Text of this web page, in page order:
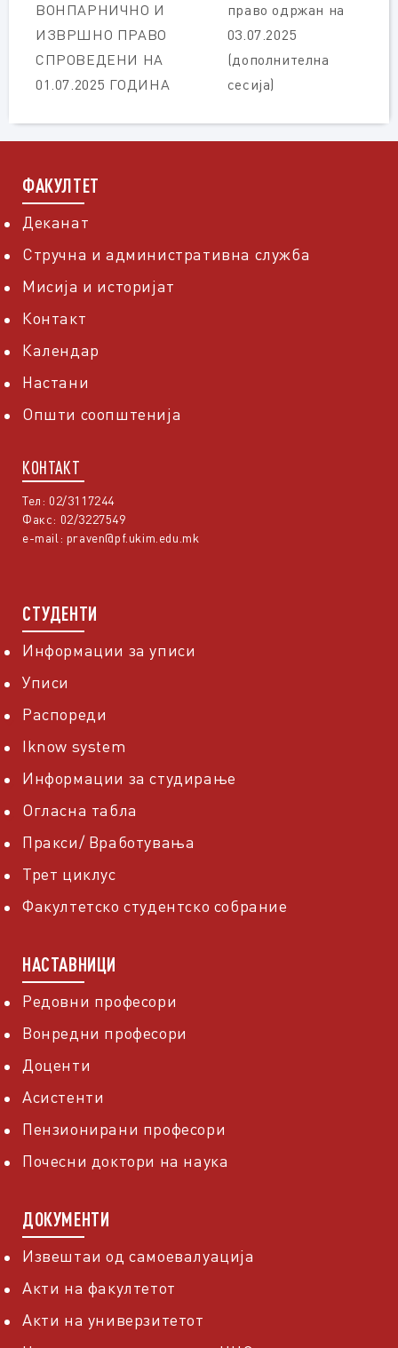
ВОНПАРНИЧНО И
ИЗВРШНО ПРАВО
СПРОВЕДЕНИ НА
01.07.2025 ГОДИНА
право одржан на
03.07.2025
(дополнителна
сесија)
ФАКУЛТЕТ
Деканат
Стручна и административна служба
Мисија и историјат
Контакт
Календар
Настани
Општи соопштенија
КОНТАКТ
Тел: 02/3117244
Факс: 02/3227549
e-mail: praven@pf.ukim.edu.mk
СТУДЕНТИ
Информации за уписи
Уписи
Распореди
Iknow system
Информации за студирање
Огласна табла
Пракси/ Вработувања
Трет циклус
Факултетско студентско собрание
НАСТАВНИЦИ
Редовни професори
Вонредни професори
Доценти
Асистенти
Пензионирани професори
Почесни доктори на наука
ДОКУМЕНТИ
Извештаи од самоевалуација
Акти на факултетот
Акти на универзитетот